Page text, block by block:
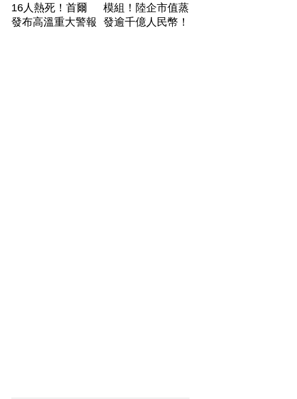
16人熱死！首爾
發布高溫重大警報
模組！陸企市值蒸
發逾千億人民幣！